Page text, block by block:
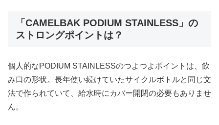
「CAMELBAK PODIUM STAINLESS」の
ストロングポイントは？
個人的なPODIUM STAINLESSのつよつよポイントは、飲
み口の形状。長年使い続けていたサイクルボトルと同じ文
法で作られていて、給水時にカバー開閉の必要もありませ
ん。